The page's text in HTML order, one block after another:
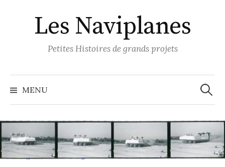
o
c
e
n
Les Naviplanes
Petites Histoires de grands projets
MENU e
c
c
h
e
r
: